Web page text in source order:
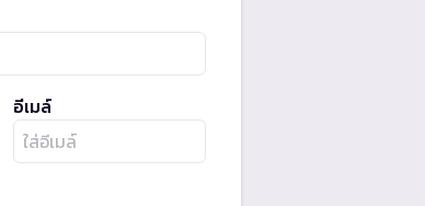
อีเมล์